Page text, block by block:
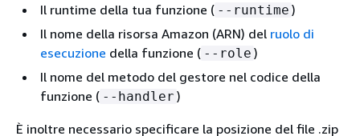
Il runtime della tua funzione ( --runtime )
Il nome della risorsa Amazon (ARN) del ruolo di
esecuzione della funzione ( --role )
Il nome del metodo del gestore nel codice della
funzione ( --handler )
È inoltre necessario specificare la posizione del file .zip